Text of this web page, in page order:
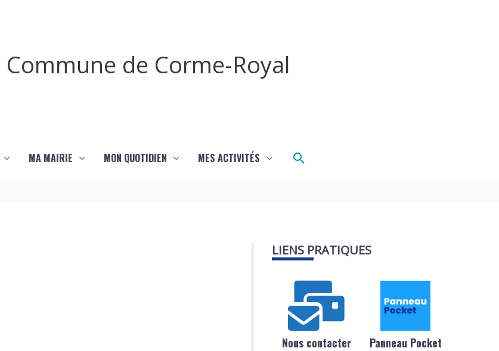
Commune de Corme-Royal
MA MAIRIE MON QUOTIDIEN MES ACTIVITÉS Rechercher
LIENS PRATIQUES
Nous contacter Panneau Pocket